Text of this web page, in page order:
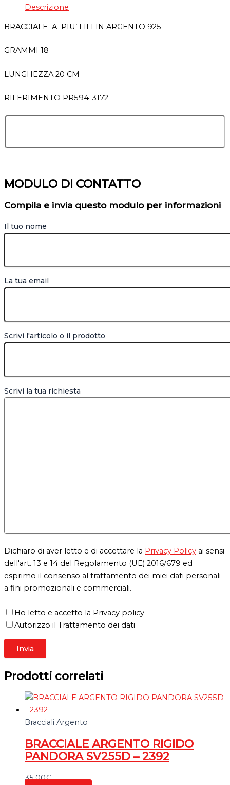
Descrizione
BRACCIALE A PIU’ FILI IN ARGENTO 925
GRAMMI 18
LUNGHEZZA 20 CM
RIFERIMENTO PR594-3172
MODULO DI CONTATTO
Compila e invia questo modulo per informazioni
Il tuo nome
La tua email
Scrivi l'articolo o il prodotto
Scrivi la tua richiesta
Dichiaro di aver letto e di accettare la Privacy Policy ai sensi
dell'art. 13 e 14 del Regolamento (UE) 2016/679 ed
esprimo il consenso al trattamento dei miei dati personali
a fini promozionali e commerciali.
Ho letto e accetto la Privacy policy
Autorizzo il Trattamento dei dati
Prodotti correlati
Bracciali Argento
BRACCIALE ARGENTO RIGIDO
PANDORA SV255D – 2392
35,00€